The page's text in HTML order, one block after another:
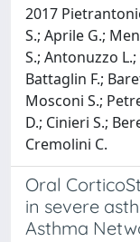
2017
S.; Aprile G.;
S.; Antonuzzo
Battaglin F.;
Mosconi S.;
D.; Cinieri S.;
Cremolini C.
Oral
in severe
Asthma